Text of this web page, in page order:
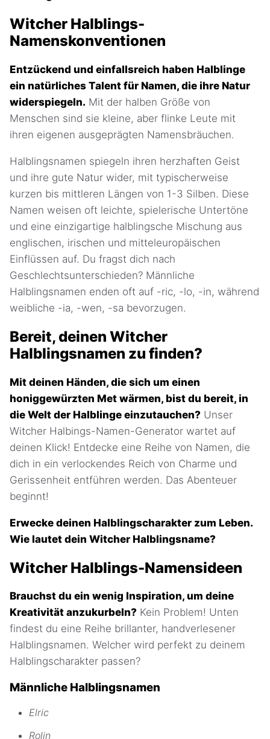
Witcher Halblings-
Namenskonventionen
Entzückend und einfallsreich haben Halblinge
ein natürliches Talent für Namen, die ihre Natur
widerspiegeln. Mit der halben Größe von
Menschen sind sie kleine, aber flinke Leute mit
ihren eigenen ausgeprägten Namensbräuchen.
Halblingsnamen spiegeln ihren herzhaften Geist
und ihre gute Natur wider, mit typischerweise
kurzen bis mittleren Längen von 1-3 Silben. Diese
Namen weisen oft leichte, spielerische Untertöne
und eine einzigartige halblingsche Mischung aus
englischen, irischen und mitteleuropäischen
Einflüssen auf. Du fragst dich nach
Geschlechtsunterschieden? Männliche
Halblingsnamen enden oft auf -ric, -lo, -in, während
weibliche -ia, -wen, -sa bevorzugen.
Bereit, deinen Witcher
Halblingsnamen zu finden?
Mit deinen Händen, die sich um einen
honiggewürzten Met wärmen, bist du bereit, in
die Welt der Halblinge einzutauchen? Unser
Witcher Halbings-Namen-Generator wartet auf
deinen Klick! Entdecke eine Reihe von Namen, die
dich in ein verlockendes Reich von Charme und
Gerissenheit entführen werden. Das Abenteuer
beginnt!
Erwecke deinen Halblingscharakter zum Leben.
Wie lautet dein Witcher Halblingsname?
Witcher Halblings-Namensideen
Brauchst du ein wenig Inspiration, um deine
Kreativität anzukurbeln? Kein Problem! Unten
findest du eine Reihe brillanter, handverlesener
Halblingsnamen. Welcher wird perfekt zu deinem
Halblingscharakter passen?
Männliche Halblingsnamen
Elric
Rolin